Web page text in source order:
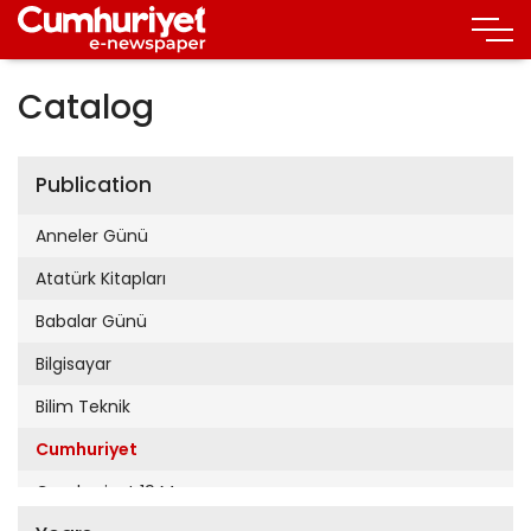
Catalog
Publication
Anneler Günü
Atatürk Kitapları
Babalar Günü
Bilgisayar
Bilim Teknik
Cumhuriyet
Cumhuriyet 19 Mayıs